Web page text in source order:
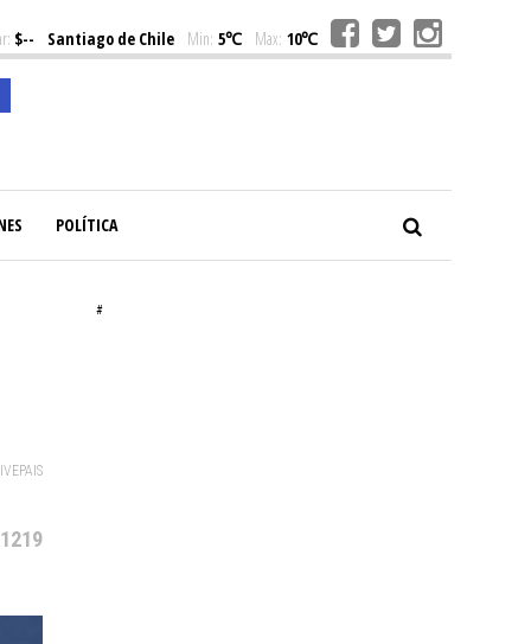
$-- Santiago de Chile Min: 5℃ Max: 10℃
POLÍTICA
#